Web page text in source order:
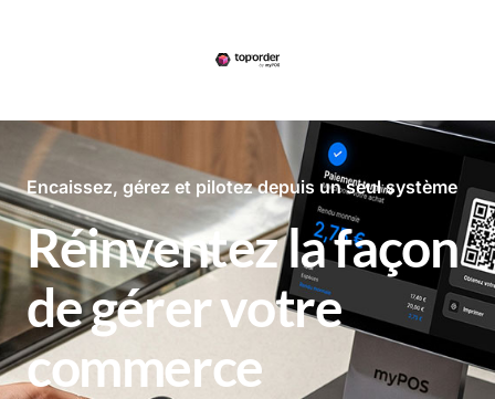
Encaissez, gérez et pilotez depuis un seul système
Réinventez la façon
de gérer votre
commerce